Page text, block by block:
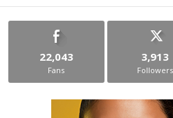
22,043
Fans
3,913
Followers